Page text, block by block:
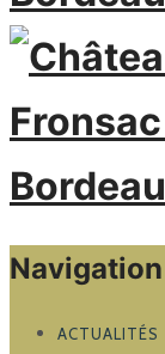
ACTUALITÉS